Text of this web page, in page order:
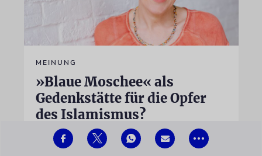
•••
MEINUNG
»Blaue Moschee« als
Gedenkstätte für die Opfer
des Islamismus?
Nach der Schließung des eng mit dem
iranischen Regime verflochtenen »Islamischen